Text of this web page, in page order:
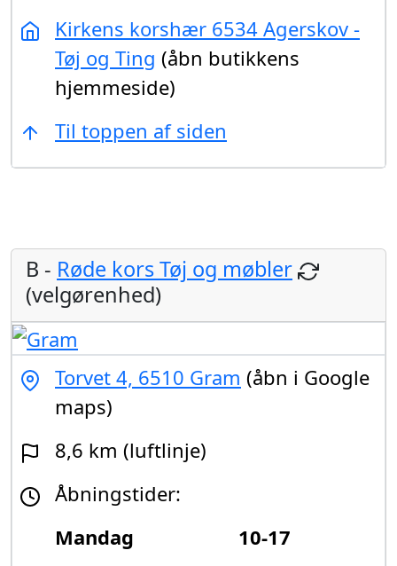
Kirkens korshær 6534 Agerskov -
Tøj og Ting (åbn butikkens
hjemmeside)
Til toppen af siden
B - Røde kors Tøj og møbler
(velgørenhed)
Torvet 4, 6510 Gram (åbn i Google
maps)
8,6 km (luftlinje)
Åbningstider:
Mandag
10-17